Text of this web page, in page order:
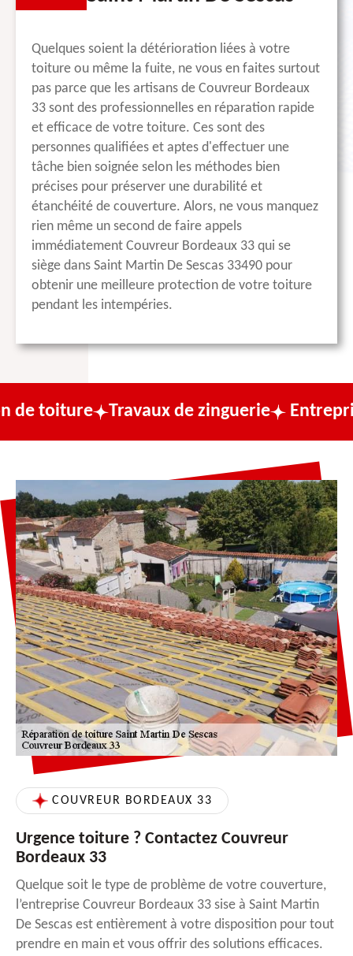
Quelques soient la détérioration liées à votre
toiture ou même la fuite, ne vous en faites surtout
pas parce que les artisans de Couvreur Bordeaux
33 sont des professionnelles en réparation rapide
et efficace de votre toiture. Ces sont des
personnes qualifiées et aptes d'effectuer une
tâche bien soignée selon les méthodes bien
précises pour préserver une durabilité et
étanchéité de couverture. Alors, ne vous manquez
rien même un second de faire appels
immédiatement Couvreur Bordeaux 33 qui se
siège dans Saint Martin De Sescas 33490 pour
obtenir une meilleure protection de votre toiture
pendant les intempéries.
Travaux de zinguerie Entreprise de
COUVREUR BORDEAUX 33
Urgence toiture ? Contactez Couvreur
Bordeaux 33
Quelque soit le type de problème de votre couverture,
l’entreprise Couvreur Bordeaux 33 sise à Saint Martin
De Sescas est entièrement à votre disposition pour tout
prendre en main et vous offrir des solutions efficaces.